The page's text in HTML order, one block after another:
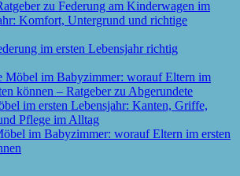
im ersten Lebensjahr richtig
im Babyzimmer: worauf Eltern im ersten